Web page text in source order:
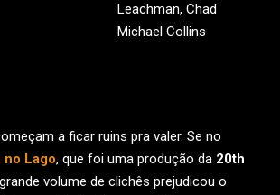
Leachman, Chad
Michael Collins
a ficar ruins pra valer. Se no
no Lago, que foi uma produção da 20th
volume de clichês prejudicou o